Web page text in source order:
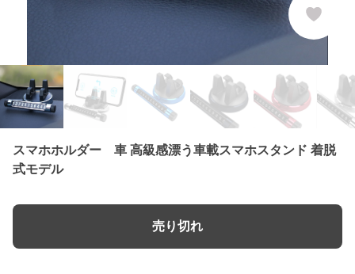
スマホホルダー 車 高級感漂う車載スマホスタンド 着脱
式モデル
売り切れ